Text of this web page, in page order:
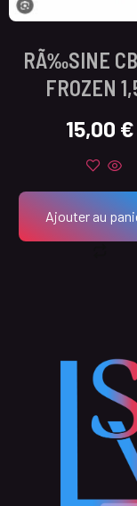
RÃ‰SINE
FROZEN
15,00 €
Ajouter au